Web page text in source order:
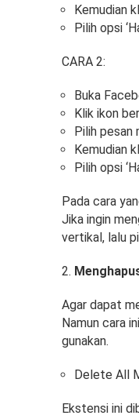
Kemudian
Pilih opsi
CARA 2:
Buka
Klik ikon
Pilih pesan
Kemudian
Pilih opsi
Pada cara
Jika ingin
vertikal, lalu
Agar dapat
Namun cara
gunakan.
Delete All
Ekstensi ini